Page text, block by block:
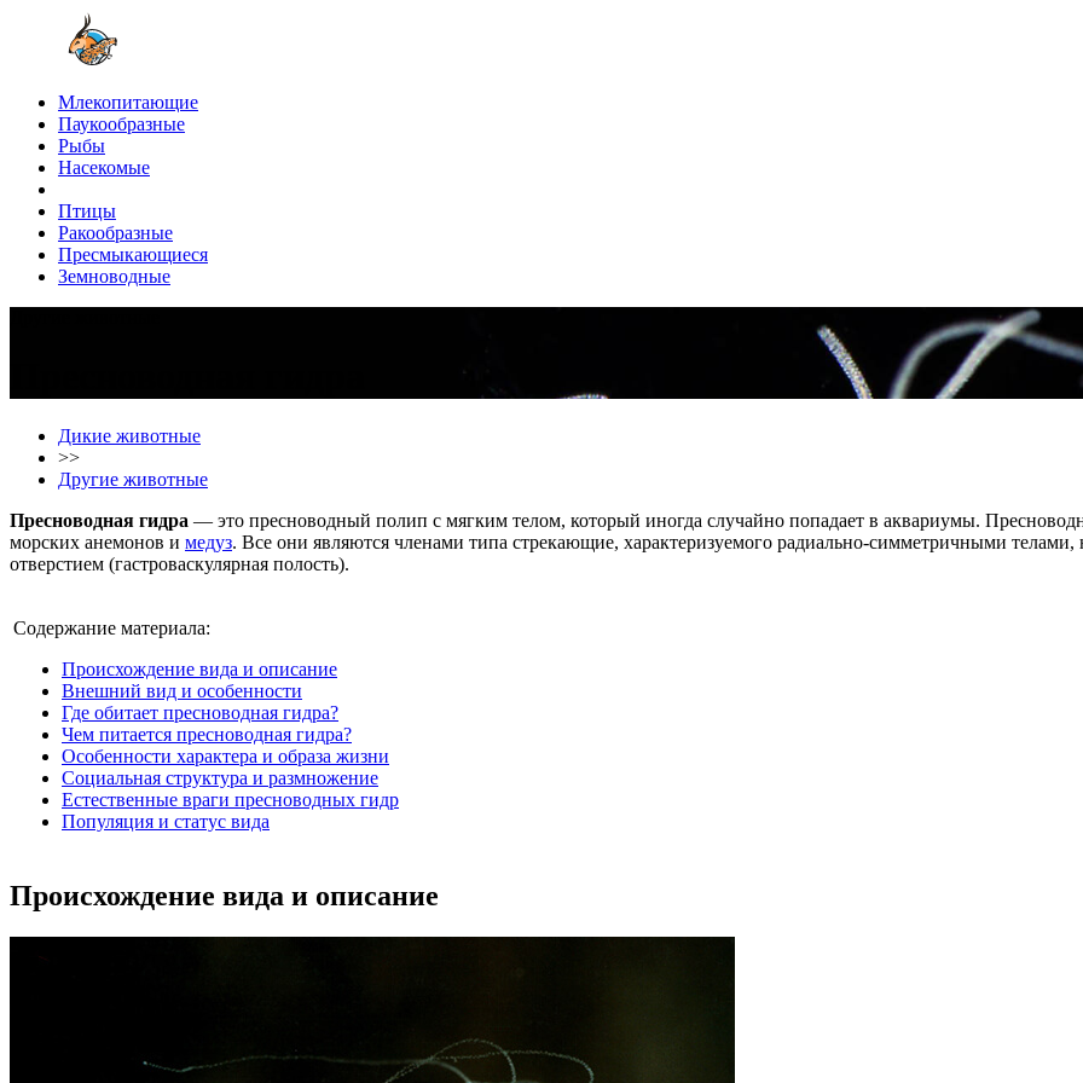
Млекопитающие
Паукообразные
Рыбы
Насекомые
Птицы
Ракообразные
Пресмыкающиеся
Земноводные
Дикие животные
>>
Другие животные
Пресноводная гидра — это пресноводный полип с мягким телом, который иногда случайно попадает в аквариумы.
морских анемонов и медуз. Все они являются членами типа стрекающие, характеризуемого радиально-симметричными
отверстием (гастроваскулярная полость).
Содержание материала:
Происхождение вида и описание
Внешний вид и особенности
Где обитает пресноводная гидра?
Чем питается пресноводная гидра?
Особенности характера и образа жизни
Социальная структура и размножение
Естественные враги пресноводных гидр
Популяция и статус вида
Происхождение вида и описание